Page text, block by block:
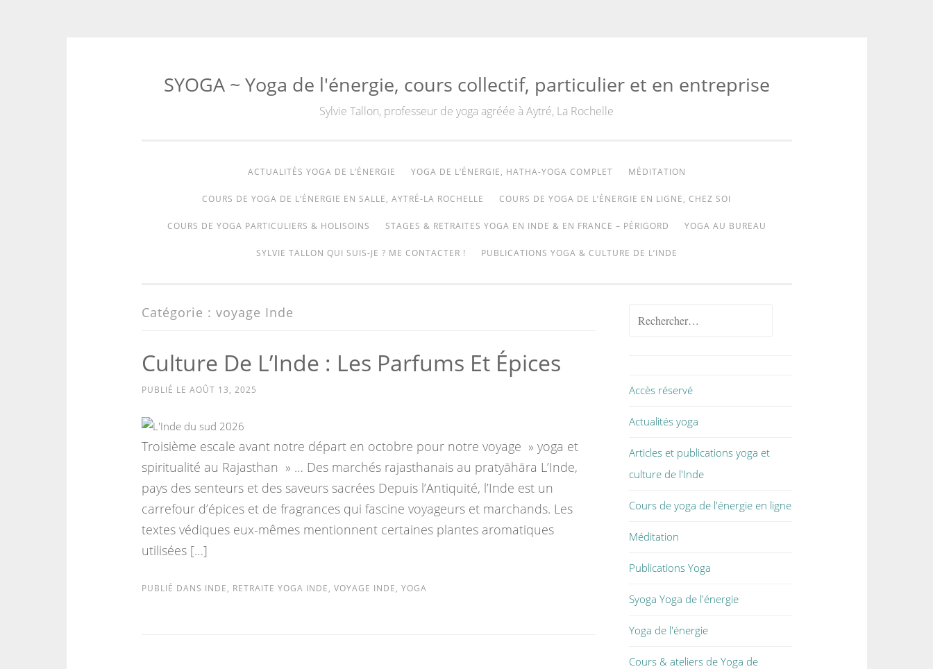
SYOGA ~ Yoga de l'énergie, cours collectif, particulier et en entreprise
Sylvie Tallon, professeur de yoga agréée à Aytré, La Rochelle
ACTUALITÉS YOGA DE L’ÉNERGIE YOGA DE L’ÉNERGIE, HATHA-YOGA COMPLET MÉDITATION
COURS DE YOGA DE L’ÉNERGIE EN SALLE, AYTRÉ-LA ROCHELLE COURS DE YOGA DE L’ÉNERGIE EN LIGNE, CHEZ SOI
COURS DE YOGA PARTICULIERS & HOLISOINS STAGES & RETRAITES YOGA EN INDE & EN FRANCE – PÉRIGORD YOGA AU BUREAU
SYLVIE TALLON QUI SUIS-JE ? ME CONTACTER ! PUBLICATIONS YOGA & CULTURE DE L’INDE
Catégorie : voyage Inde
Culture De L’Inde : Les Parfums Et Épices
PUBLIÉ LE AOÛT 13, 2025
Troisième escale avant notre départ en octobre pour notre voyage » yoga et
spiritualité au Rajasthan » … Des marchés rajasthanais au pratyāhāra L’Inde,
pays des senteurs et des saveurs sacrées Depuis l’Antiquité, l’Inde est un
carrefour d’épices et de fragrances qui fascine voyageurs et marchands. Les
textes védiques eux-mêmes mentionnent certaines plantes aromatiques
utilisées […]
PUBLIÉ DANS INDE, RETRAITE YOGA INDE, VOYAGE INDE, YOGA
Accès réservé
Actualités yoga
Articles et publications yoga et
culture de l'Inde
Cours de yoga de l'énergie en ligne
Méditation
Publications Yoga
Syoga Yoga de l'énergie
Yoga de l'énergie
Cours & ateliers de Yoga de